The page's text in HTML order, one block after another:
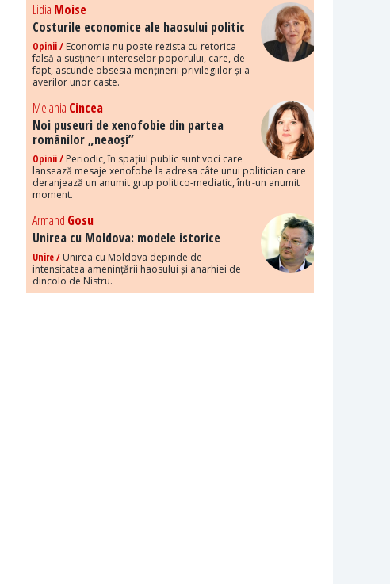
Lidia Moise
Costurile economice ale haosului politic
Opinii / Economia nu poate rezista cu retorica
falsă a susținerii intereselor poporului, care, de
fapt, ascunde obsesia menținerii privilegiilor și a
averilor unor caste.
Melania Cincea
Noi puseuri de xenofobie din partea
românilor „neaoși”
Opinii / Periodic, în spațiul public sunt voci care
lansează mesaje xenofobe la adresa câte unui politician care
deranjează un anumit grup politico-mediatic, într-un anumit
moment.
Armand Gosu
Unirea cu Moldova: modele istorice
Unire / Unirea cu Moldova depinde de
intensitatea amenințării haosului și anarhiei de
dincolo de Nistru.